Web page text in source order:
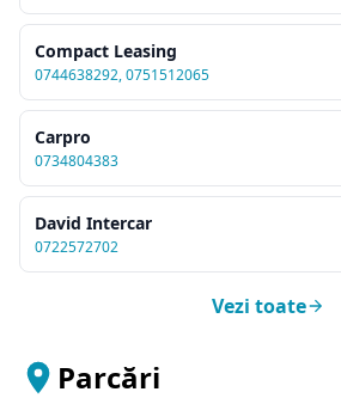
Compact Leasing
0744638292, 0751512065
Carpro
0734804383
David Intercar
0722572702
Vezi toate
Parcări